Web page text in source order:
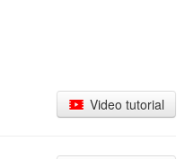
Video tutorial